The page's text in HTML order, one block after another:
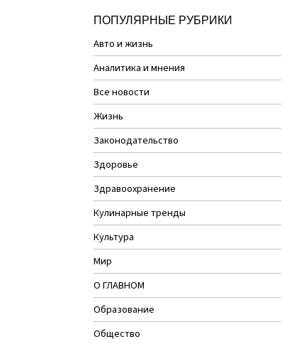
ПОПУЛЯРНЫЕ РУБРИКИ
Авто и жизнь
Аналитика и мнения
Все новости
Жизнь
Законодательство
Здоровье
Здравоохранение
Кулинарные тренды
Культура
Мир
О ГЛАВНОМ
Образование
Общество